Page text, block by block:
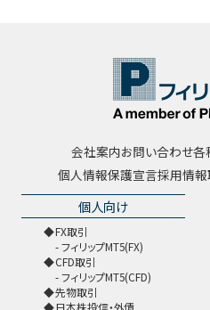
会社案内お問い合わせ各
個人情報保護宣言採用情報
個人向け
FX取引
フィリップMT5(FX)
CFD取引
フィリップMT5(CFD)
先物取引
日本株投信・外債